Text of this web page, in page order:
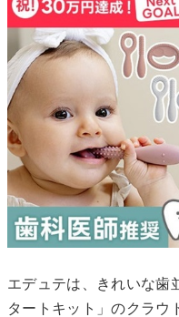
エデュテは、きれいな歯
タートキット」のクラウ